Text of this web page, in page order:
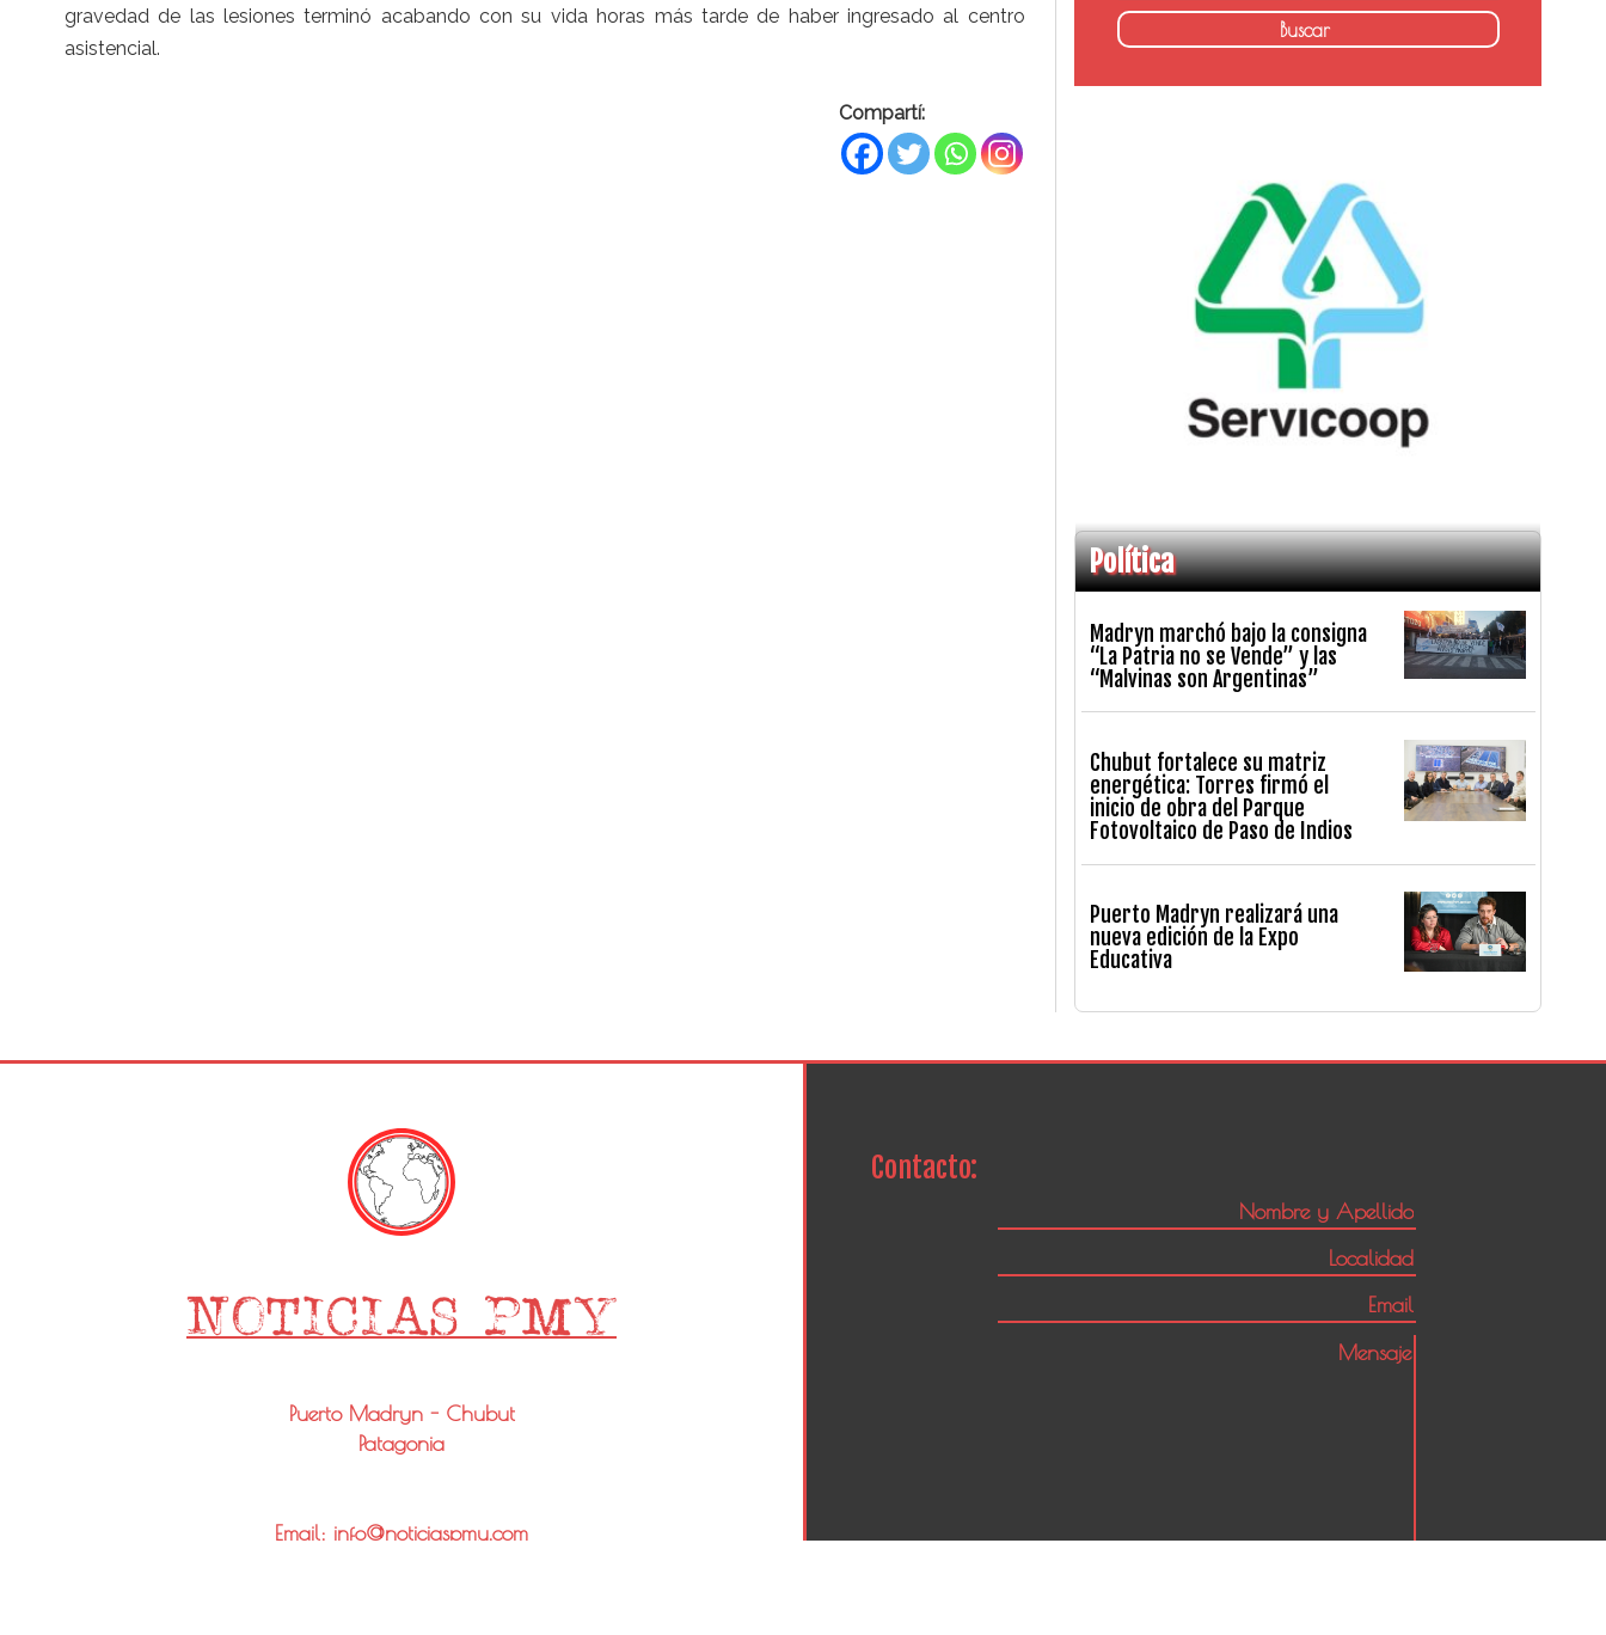
gravedad de las lesiones terminó acabando con su vida horas más tarde de haber ingresado al centro
asistencial.
Compartí:
Política
Madryn marchó bajo la consigna
“La Patria no se Vende” y las
“Malvinas son Argentinas”
Chubut fortalece su matriz
energética: Torres firmó el
inicio de obra del Parque
Fotovoltaico de Paso de Indios
Puerto Madryn realizará una
nueva edición de la Expo
Educativa
Puerto Madryn - Chubut
Patagonia
Email: info@noticiaspmy.com
Contacto: